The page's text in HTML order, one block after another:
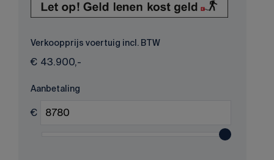
Verkoopprijs voertuig incl. BTW
€ 43.900,-
Aanbetaling
€